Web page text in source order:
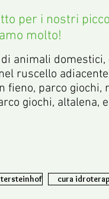
per i nostri
molto!
di animali
ruscello
fieno, parco giochi,
giochi, altalena,
cura